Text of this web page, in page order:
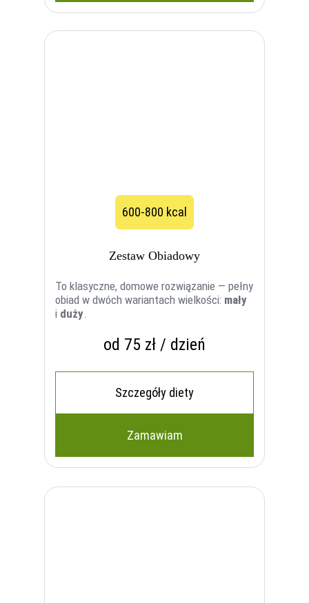
600-800 kcal
Zestaw Obiadowy
To klasyczne, domowe rozwiązanie — pełny
obiad w dwóch wariantach wielkości: mały
i duży.
od 75 zł / dzień
Szczegóły diety
Zamawiam